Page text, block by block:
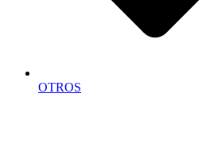
OTROS